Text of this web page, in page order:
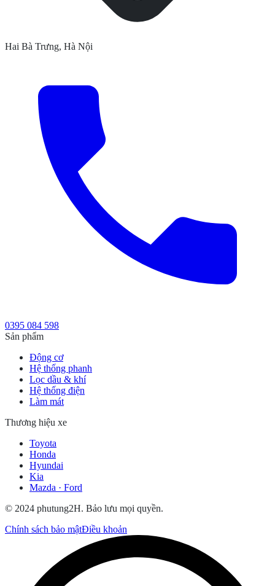
Hai Bà Trưng, Hà Nội
0395 084 598
Sản phẩm
Động cơ
Hệ thống phanh
Lọc dầu & khí
Hệ thống điện
Làm mát
Thương hiệu xe
Toyota
Honda
Hyundai
Kia
Mazda · Ford
© 2024 phutung2H. Bảo lưu mọi quyền.
Chính sách bảo mậtĐiều khoản